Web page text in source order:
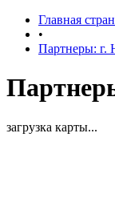
Главная
•
Партнеры: г.
загрузка карты...